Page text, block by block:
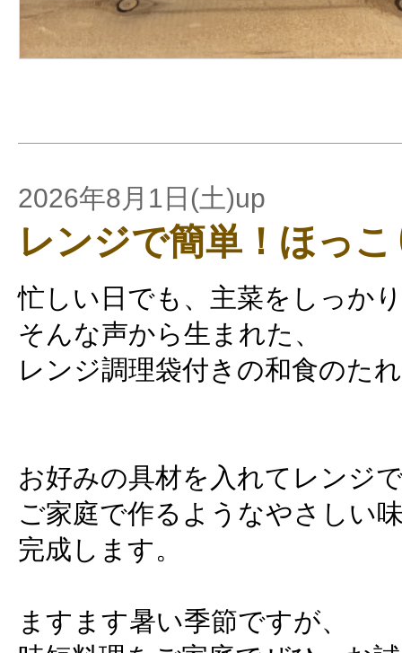
2026年8月1日(土)up
レンジで簡単！ほっ
忙しい日でも、主菜をしっか
そんな声から生まれた、
レンジ調理袋付きの和食のた
お好みの具材を入れてレンジ
ご家庭で作るようなやさしい
完成します。
ますます暑い季節ですが、